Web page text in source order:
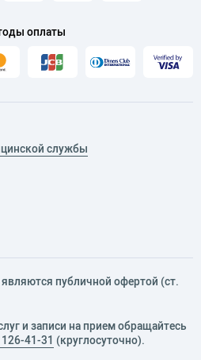
оплаты
службы
публичной офертой (ст.
и записи на прием обращайтесь
41-31 (круглосуточно).